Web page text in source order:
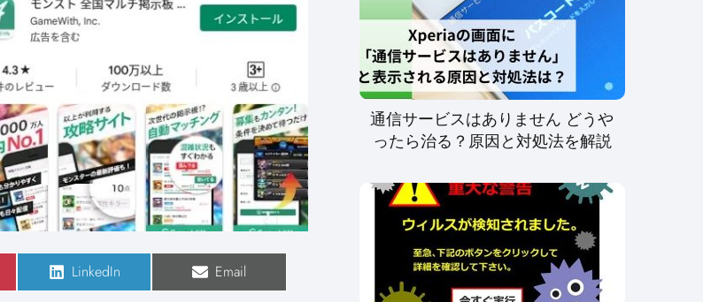
S
h
LinkedIn S
h
Email
通信サービスはありません どうや
ったら治る？原因と対処法を解説